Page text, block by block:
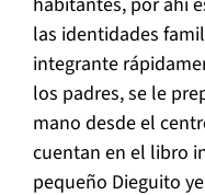
las identidades
integrante
los padres, se le
mano desde el
cuentan en el libro
pequeño Dieguito